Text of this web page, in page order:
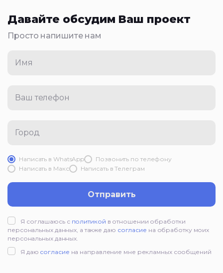
Давайте обсудим Ваш проект
Просто напишите нам
Имя
Ваш телефон
Город
Написать в WhatsApp
Позвонить по телефону
Написать в Mакс
Написать в Телеграм
Отправить
Я соглашаюсь с политикой в отношении обработки
персональных данных, а также даю согласие на обработку моих
персональных данных.
Я даю согласие на направление мне рекламных сообщений